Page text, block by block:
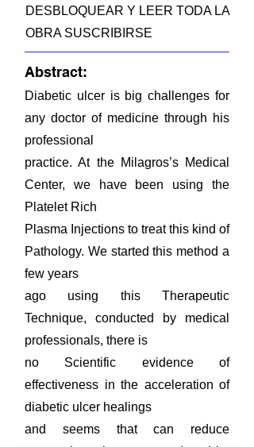
DESBLOQUEAR Y LEER TODA LA
OBRA SUSCRIBIRSE
Abstract:
Diabetic ulcer is big challenges for
any doctor of medicine through his
professional
practice. At the Milagros’s Medical
Center, we have been using the
Platelet Rich
Plasma Injections to treat this kind of
Pathology. We started this method a
few years
ago using this Therapeutic
Technique, conducted by medical
professionals, there is
no Scientific evidence of
effectiveness in the acceleration of
diabetic ulcer healings
and seems that can reduce